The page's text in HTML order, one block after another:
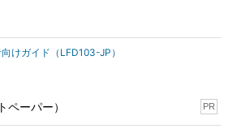
けガイド（LFD103-JP）
ペーパー） PR